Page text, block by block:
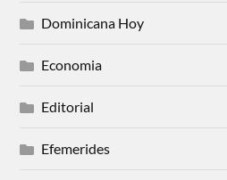
Dominicana Hoy
Economia
Editorial
Efemerides